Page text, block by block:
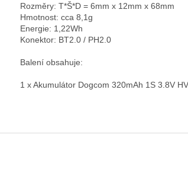
Rozměry: T*Š*D = 6mm x 12mm x 68mm
Hmotnost: cca 8,1g
Energie: 1,22Wh
Konektor: BT2.0 / PH2.0
Balení obsahuje:
1 x Akumulátor Dogcom 320mAh 1S 3.8V